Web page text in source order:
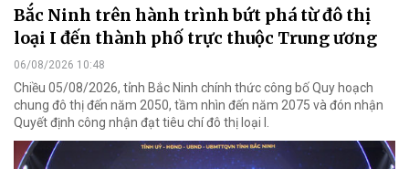
Bắc Ninh trên hành trình bứt phá từ đô thị
loại I đến thành phố trực thuộc Trung ương
06/08/2026 10:48
Chiều 05/08/2026, tỉnh Bắc Ninh chính thức công bố Quy hoạch
chung đô thị đến năm 2050, tầm nhìn đến năm 2075 và đón nhận
Quyết định công nhận đạt tiêu chí đô thị loại I.